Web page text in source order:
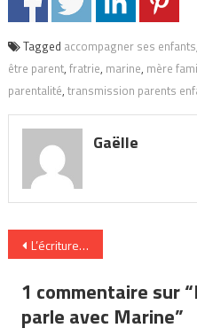
Tagged accompagner ses enfants,
être parent, fratrie, marine, mère
parentalité, transmission parents
Gaëlle
Navigation
de
l’article
L’écriture inclusive à l’école :
1 commentaire sur “
parle avec Marine”